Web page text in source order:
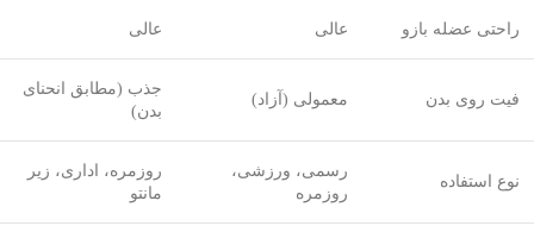
راحتی عضله بازو عالی عالی
فیت روی بدن معمولی (آزاد)
جذب (مطابق انحنای
بدن)
نوع استفاده
رسمی، ورزشی،
روزمره
روزمره، اداری، زیر
مانتو